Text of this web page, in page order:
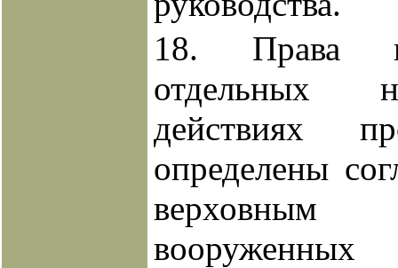
18. Права и
отдельных
действиях
определены
верховным